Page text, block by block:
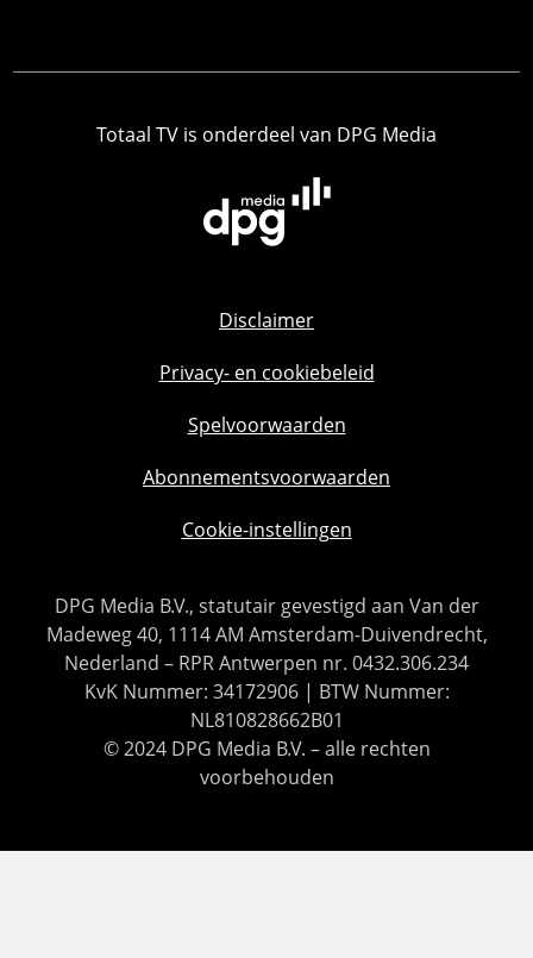
Totaal TV is onderdeel van DPG Media
Disclaimer
Privacy- en cookiebeleid
Spelvoorwaarden
Abonnementsvoorwaarden
Cookie-instellingen
DPG Media B.V., statutair gevestigd aan Van der
Madeweg 40, 1114 AM Amsterdam-Duivendrecht,
Nederland – RPR Antwerpen nr. 0432.306.234
KvK Nummer: 34172906 | BTW Nummer:
NL810828662B01
© 2024 DPG Media B.V. – alle rechten
voorbehouden